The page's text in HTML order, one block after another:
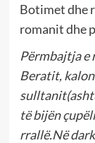
Botimet dhe
romanit dhe
Përmbajtja e
Beratit,
të bijën
rrallë.Në